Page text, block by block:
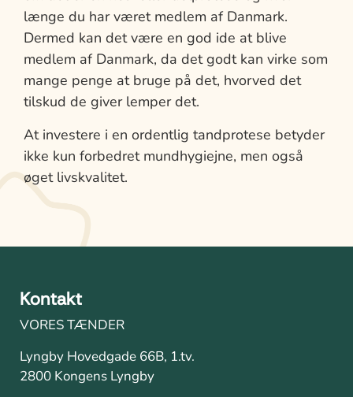
længe du har været medlem af Danmark.
Dermed kan det være en god ide at blive
medlem af Danmark, da det godt kan virke som
mange penge at bruge på det, hvorved det
tilskud de giver lemper det.
At investere i en ordentlig tandprotese betyder
ikke kun forbedret mundhygiejne, men også
øget livskvalitet.
Kontakt
VORES TÆNDER
Lyngby Hovedgade 66B, 1.tv.
2800 Kongens Lyngby